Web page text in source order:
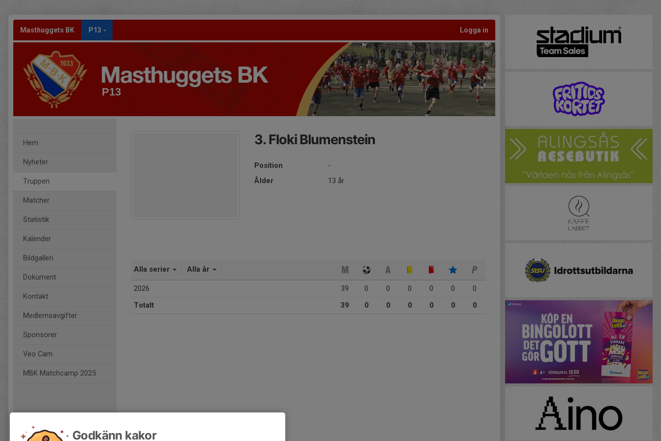
Masthuggets BK P13 Logga in
P13
Hem
Nyheter
Truppen
Matcher
Statistik
Kalender
Bildgalleri
Dokument
Kontakt
Medlemsavgifter
Sponsorer
Veo Cam
MBK Matchcamp 2025
3. Floki Blumenstein
Position
-
Ålder
13 år
Alla serier Alla år
2026 39 0 0 0 0 0
0
Totalt
39 0 0 0 0 0 0
Godkänn kakor